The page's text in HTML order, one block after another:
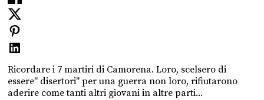
Ricordare i 7 martiri di Camorena. Loro, scelsero di
essere" disertori" per una guerra non loro, rifiutarono
aderire come tanti altri giovani in altre parti...